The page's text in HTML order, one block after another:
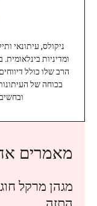
ומדיניות
הרב שלו כולל
בכוחה של
מאמרים
התזה